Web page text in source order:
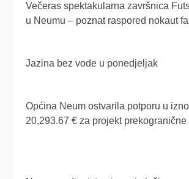
Večeras spektakularna završnica
u Neumu – poznat raspored nokaut
Jazina bez vode u ponedjeljak
Općina Neum ostvarila potporu u
20,293.67 € za projekt